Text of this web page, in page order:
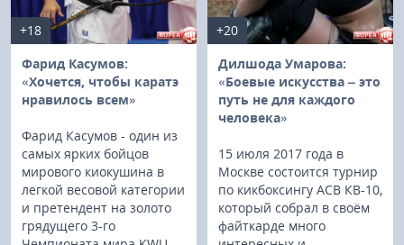
+18
Фарид Касумов:
«Хочется, чтобы каратэ
нравилось всем»
Фарид Касумов - один из
самых ярких бойцов
мирового киокушина в
легкой весовой категории
и претендент на золото
грядущего 3-го
+20
Дилшода Умарова:
«Боевые искусства – это
путь не для каждого
человека»
15 июля 2017 года в
Москве состоится турнир
по кикбоксингу АСВ КВ-10,
который собрал в своём
файткарде много